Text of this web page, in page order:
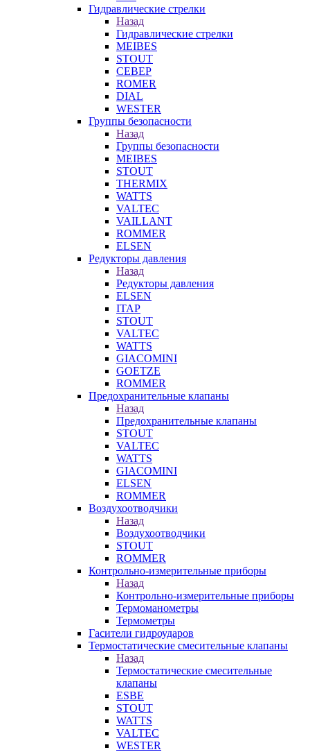
Гидравлические стрелки
Назад
Гидравлические стрелки
MEIBES
STOUT
СЕВЕР
ROMER
DIAL
WESTER
Группы безопасности
Назад
Группы безопасности
MEIBES
STOUT
THERMIX
WATTS
VALTEC
VAILLANT
ROMMER
ELSEN
Редукторы давления
Назад
Редукторы давления
ELSEN
ITAP
STOUT
VALTEC
WATTS
GIACOMINI
GOETZE
ROMMER
Предохранительные клапаны
Назад
Предохранительные клапаны
STOUT
VALTEC
WATTS
GIACOMINI
ELSEN
ROMMER
Воздухоотводчики
Назад
Воздухоотводчики
STOUT
ROMMER
Контрольно-измерительные приборы
Назад
Контрольно-измерительные приборы
Термоманометры
Термометры
Гасители гидроударов
Термостатические смесительные клапаны
Назад
Термостатические смесительные
клапаны
ESBE
STOUT
WATTS
VALTEC
WESTER